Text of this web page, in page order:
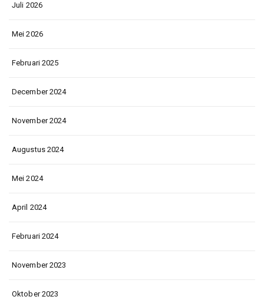
Juli 2026
Mei 2026
Februari 2025
December 2024
November 2024
Augustus 2024
Mei 2024
April 2024
Februari 2024
November 2023
Oktober 2023